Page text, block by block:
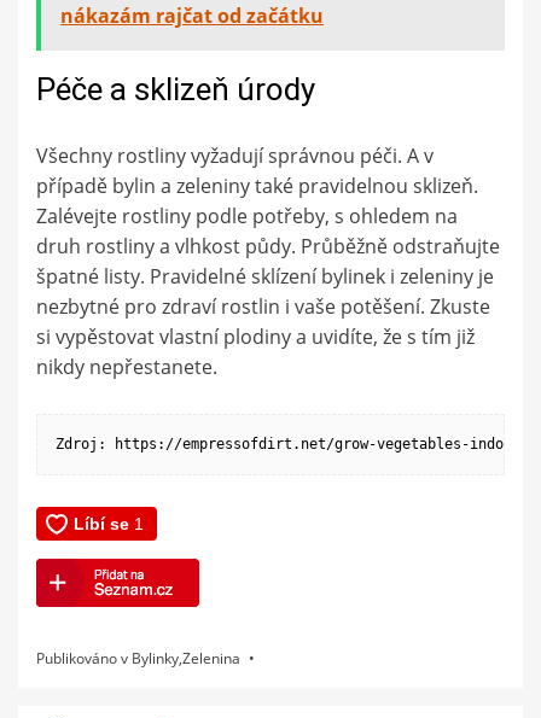
nákazám rajčat od začátku
Péče a sklizeň úrody
Všechny rostliny vyžadují správnou péči. A v
případě bylin a zeleniny také pravidelnou sklizeň.
Zalévejte rostliny podle potřeby, s ohledem na
druh rostliny a vlhkost půdy. Průběžně odstraňujte
špatné listy. Pravidelné sklízení bylinek i zeleniny je
nezbytné pro zdraví rostlin i vaše potěšení. Zkuste
si vypěstovat vlastní plodiny a uvidíte, že s tím již
nikdy nepřestanete.
Zdroj: https://empressofdirt.net/grow-vegetables-indoors/
Publikováno v Bylinky,Zelenina